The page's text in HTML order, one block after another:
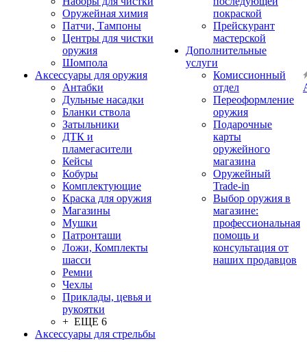
Оружейная химия
Патчи, Тампоны
Центры для чистки
оружия
Шомпола
Аксессуары для оружия
Антабки
Дульные насадки
Бланки ствола
Затыльники
ДТК и
пламегасители
Кейсы
Кобуры
Комплектующие
Краска для оружия
Магазины
Мушки
Патронташи
Ложи, Комплекты
шасси
Ремни
Чехлы
Приклады, цевья и
рукоятки
+ ЕЩЕ 6
Аксессуары для стрельбы
покраской
Прейскурант
мастерской
Дополнительные
услуги
Комиссионный
отдел
Переоформление
оружия
Подарочные
карты
оружейного
магазина
Оружейный
Trade-in
Выбор оружия в
магазине:
профессиональная
помощь и
консультация от
наших продавцов